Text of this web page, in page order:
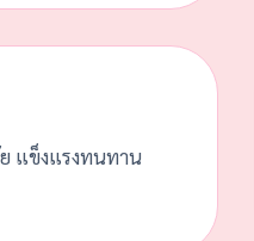
แข็งแรงทนทาน